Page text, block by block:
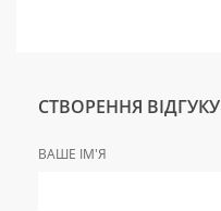
СТВОРЕННЯ ВІДГУКУ
ВАШЕ ІМ'Я